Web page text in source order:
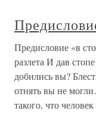
Предисловие «в
разлета И дав
добились вы?
отнять вы не
такого, что